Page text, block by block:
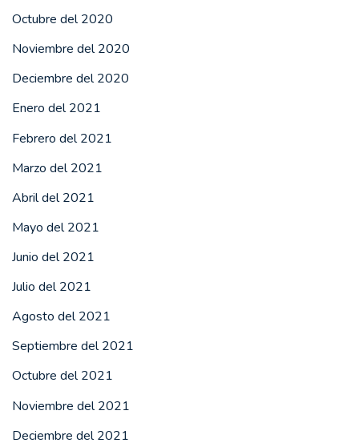
Octubre del 2020
Noviembre del 2020
Deciembre del 2020
Enero del 2021
Febrero del 2021
Marzo del 2021
Abril del 2021
Mayo del 2021
Junio del 2021
Julio del 2021
Agosto del 2021
Septiembre del 2021
Octubre del 2021
Noviembre del 2021
Deciembre del 2021